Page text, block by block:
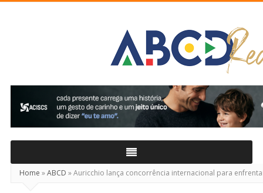
Home »ABCD »Auricchio lança concorrência internacional para